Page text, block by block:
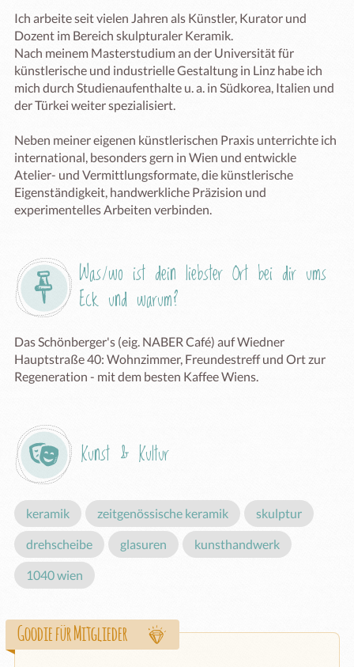
Ich arbeite seit vielen Jahren als Künstler, Kurator und
Dozent im Bereich skulpturaler Keramik.
Nach meinem Masterstudium an der Universität für
künstlerische und industrielle Gestaltung in Linz habe ich
mich durch Studienaufenthalte u. a. in Südkorea, Italien und
der Türkei weiter spezialisiert.
Neben meiner eigenen künstlerischen Praxis unterrichte ich
international, besonders gern in Wien und entwickle
Atelier- und Vermittlungsformate, die künstlerische
Eigenständigkeit, handwerkliche Präzision und
experimentelles Arbeiten verbinden.
Was/wo ist dein liebster Ort bei dir ums
Eck und warum?
Das Schönberger's (eig. NABER Café) auf Wiedner
Hauptstraße 40: Wohnzimmer, Freundestreff und Ort zur
Regeneration - mit dem besten Kaffee Wiens.
Kunst & Kultur
keramik zeitgenössische keramik skulptur
drehscheibe glasuren kunsthandwerk
1040 wien
Goodie für Mitglieder